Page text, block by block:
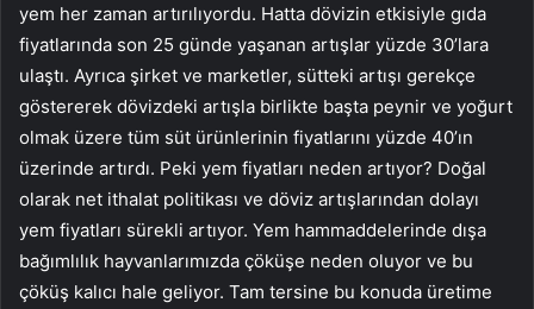
yem her zaman artırılıyordu. Hatta dövizin etkisiyle gıda
fiyatlarında son 25 günde yaşanan artışlar yüzde 30’lara
ulaştı. Ayrıca şirket ve marketler, sütteki artışı gerekçe
göstererek dövizdeki artışla birlikte başta peynir ve yoğurt
olmak üzere tüm süt ürünlerinin fiyatlarını yüzde 40’ın
üzerinde artırdı. Peki yem fiyatları neden artıyor? Doğal
olarak net ithalat politikası ve döviz artışlarından dolayı
yem fiyatları sürekli artıyor. Yem hammaddelerinde dışa
bağımlılık hayvanlarımızda çöküşe neden oluyor ve bu
çöküş kalıcı hale geliyor. Tam tersine bu konuda üretime